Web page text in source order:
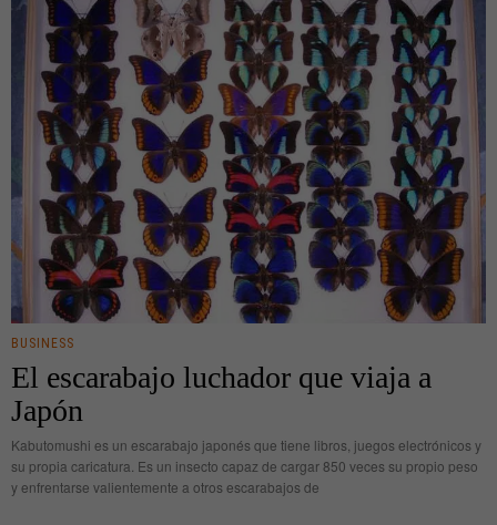
BUSINESS
El escarabajo luchador que viaja a
Japón
Kabutomushi es un escarabajo japonés que tiene libros, juegos electrónicos y
su propia caricatura. Es un insecto capaz de cargar 850 veces su propio peso
y enfrentarse valientemente a otros escarabajos de